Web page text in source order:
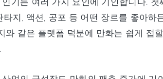
타지, 액션, 공포 등 어떤 장르를 좋아
와 같은 플랫폼 덕분에 만화는 쉽게 접